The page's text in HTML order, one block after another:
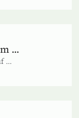
...
...